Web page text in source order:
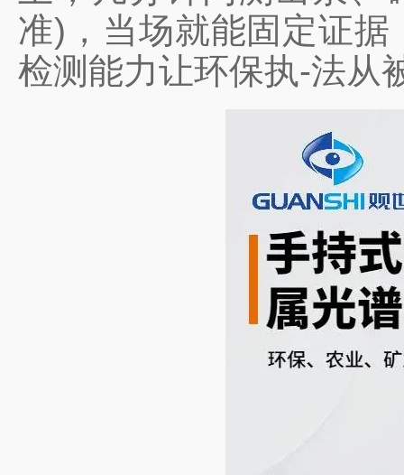
准)，当场就能固定证
检测能力让环保执-法从